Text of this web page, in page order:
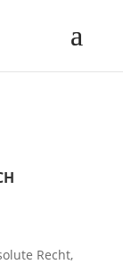
Recht,